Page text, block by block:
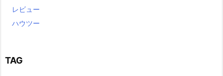
レビュー
ハウツー
TAG